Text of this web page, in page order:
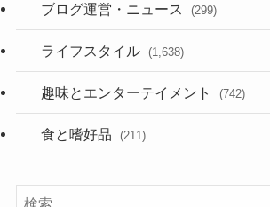
(36)
(187)
ブログ運営・ニュース (299)
(118)
(181)
ライフスタイル (1,638)
(394)
(282)
趣味とエンターテイメント (742)
(56)
食と嗜好品 (211)